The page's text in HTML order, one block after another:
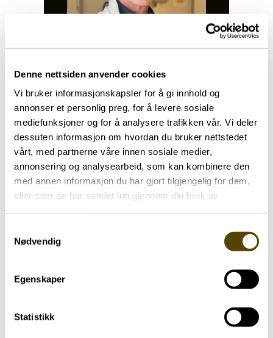
Denne nettsiden anvender cookies
Vi bruker informasjonskapsler for å gi innhold og
annonser et personlig preg, for å levere sosiale
mediefunksjoner og for å analysere trafikken vår. Vi deler
dessuten informasjon om hvordan du bruker nettstedet
vårt, med partnerne våre innen sosiale medier,
annonsering og analysearbeid, som kan kombinere den
med annen informasjon du har gjort tilgjengelig for dem,
eller som de har samlet inn gjennom din bruk av
Nødvendig
Egenskaper
Statistikk
avdeling ved Rikshospitalet fra 2002-2010, og
har siden 2010 vært avdelingsleder for
Nevrologisk avdeling ved Oslo
universitetssykehus. Han har i årenes løp utgitt
flere bøker innen sitt fagfelt, og i 1995 fikk han
Brageprisen sammen med Leif Gjerstad i
kategorien sakprosa for bokaVår fantastiske
hjerne.
Espen har blant annet forsket på områder som
nevrologiske bevegelsesforstyrrelser inkludert
Parkinson sykdom. I tillegg er han en veldig
Vi håper flest mulig av dere kommer på møtet.